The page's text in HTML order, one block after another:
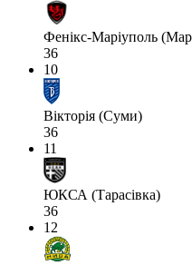
Фенікс-Маріуполь
36
10
Вікторія (Суми)
36
11
ЮКСА (Тарасівка)
36
12